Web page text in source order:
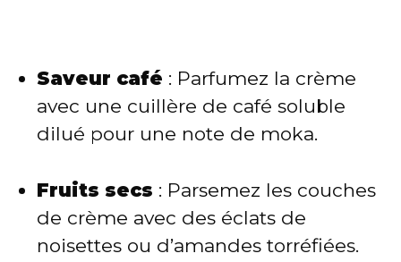
Saveur café : Parfumez la crème
avec une cuillère de café soluble
dilué pour une note de moka.
Fruits secs : Parsemez les couches
de crème avec des éclats de
noisettes ou d’amandes torréfiées.